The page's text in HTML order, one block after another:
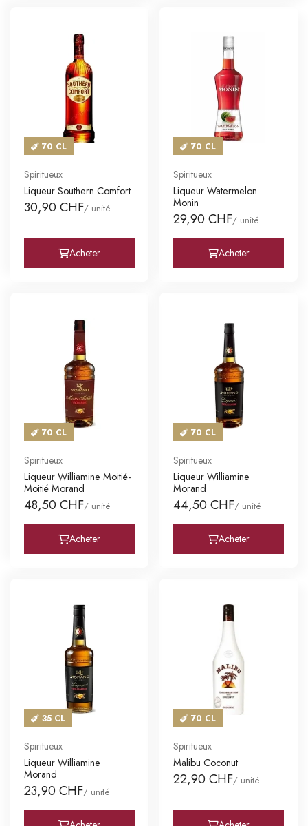
70 CL
Spiritueux
Liqueur Southern Comfort
30,90 CHF/ unité
Acheter
70 CL
Spiritueux
Liqueur Watermelon
Monin
29,90 CHF/ unité
Acheter
70 CL
Spiritueux
Liqueur Williamine Moitié-
Moitié Morand
48,50 CHF/ unité
Acheter
70 CL
Spiritueux
Liqueur Williamine
Morand
44,50 CHF/ unité
Acheter
35 CL
Spiritueux
Liqueur Williamine
Morand
23,90 CHF/ unité
70 CL
Spiritueux
Malibu Coconut
22,90 CHF/ unité